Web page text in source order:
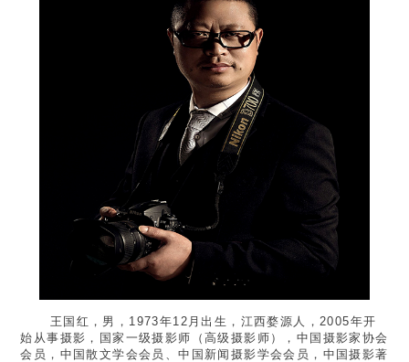
王国红，男，1973年12 月出生，江西婺源人， 2005年开
始从事摄影，国家一级摄影师（高级摄影师），中国摄影家协会
会员，中国散文学会会员、中国新闻摄影学会会员，中国摄影著